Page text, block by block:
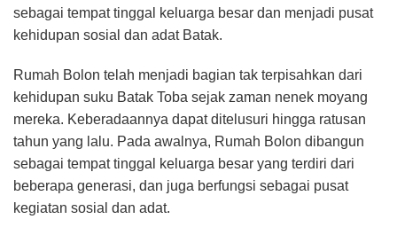
sebagai tempat tinggal keluarga besar dan menjadi pusat
kehidupan sosial dan adat Batak.
Rumah Bolon telah menjadi bagian tak terpisahkan dari
kehidupan suku Batak Toba sejak zaman nenek moyang
mereka. Keberadaannya dapat ditelusuri hingga ratusan
tahun yang lalu. Pada awalnya, Rumah Bolon dibangun
sebagai tempat tinggal keluarga besar yang terdiri dari
beberapa generasi, dan juga berfungsi sebagai pusat
kegiatan sosial dan adat.